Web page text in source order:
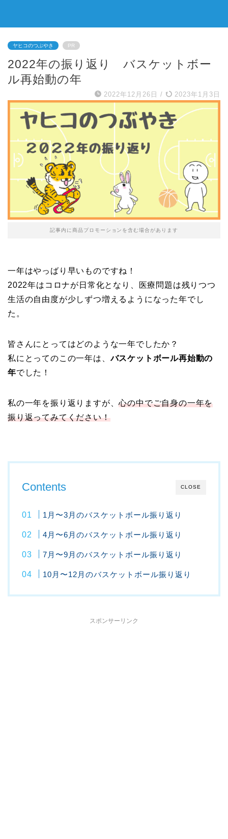
ヤヒコのつぶやき PR
2022年の振り返り バスケットボー
ル再始動の年
2022年12月26日 / 2023年1月3日
記事内に商品プロモーションを含む場合があります
一年はやっばり早いものですね！
2022年はコロナが日常化となり、医療問題は残りつつ
生活の自由度が少しずつ増えるようになった年でし
た。
皆さんにとってはどのような一年でしたか？
私にとってのこの一年は、バスケットボール再始動の
年でした！
私の一年を振り返りますが、心の中でご自身の一年を
振り返ってみてください！
CLOSE
Contents
1月〜3月のバスケットボール振り返り
4月〜6月のバスケットボール振り返り
7月〜9月のバスケットボール振り返り
10月〜12月のバスケットボール振り返り
スポンサーリンク